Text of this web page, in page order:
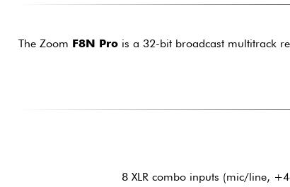
The Zoom F8N Prois a 32-bit broadcast multitrack
8 XLR combo inputs (mic/line,